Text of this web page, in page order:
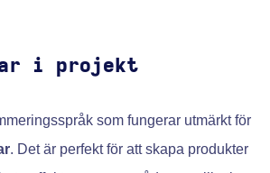
i projekt
som fungerar utmärkt för
. Det är perfekt för att skapa produkter